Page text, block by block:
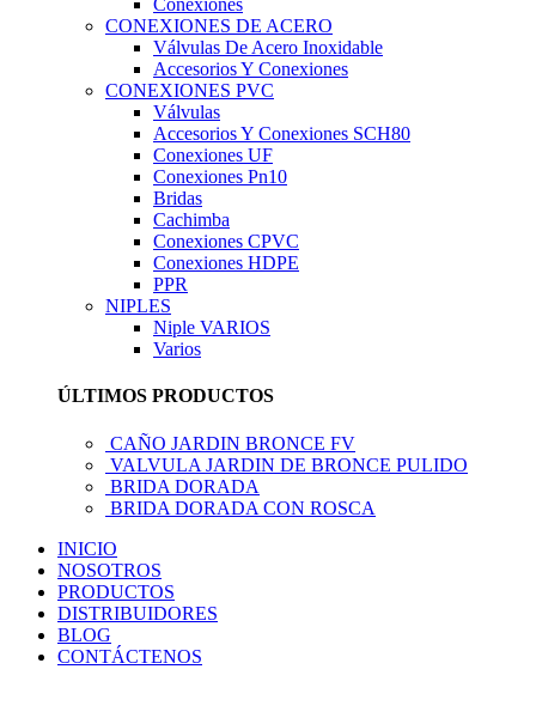
Conexiones
CONEXIONES DE ACERO
Válvulas De Acero Inoxidable
Accesorios Y Conexiones
CONEXIONES PVC
Válvulas
Accesorios Y Conexiones SCH80
Conexiones UF
Conexiones Pn10
Bridas
Cachimba
Conexiones CPVC
Conexiones HDPE
PPR
NIPLES
Niple VARIOS
Varios
ÚLTIMOS PRODUCTOS
CAÑO JARDIN BRONCE FV
VALVULA JARDIN DE BRONCE PULIDO
BRIDA DORADA
BRIDA DORADA CON ROSCA
INICIO
NOSOTROS
PRODUCTOS
DISTRIBUIDORES
BLOG
CONTÁCTENOS